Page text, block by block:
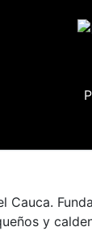
Cauca.
y